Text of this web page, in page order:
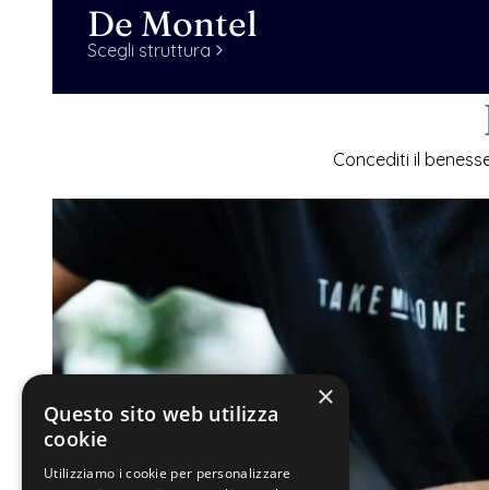
De Montel
Scegli struttura
Concediti il
×
Questo sito web utilizza
cookie
Utilizziamo i cookie per personalizzare